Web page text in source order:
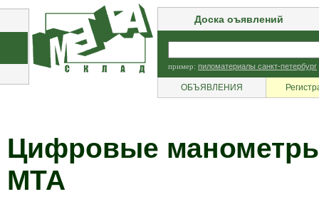
Доска оъявлений
пример: пиломатериалы санкт-петербург
ОБЪЯВЛЕНИЯ
Цифровые
МТА